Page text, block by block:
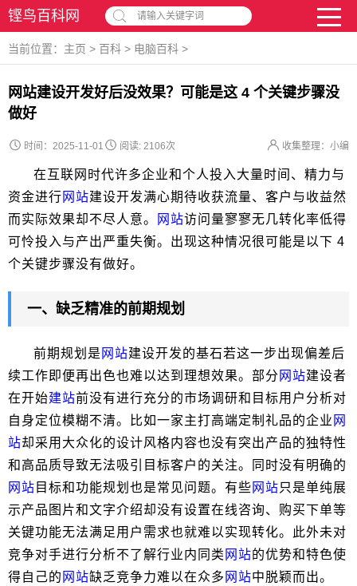
铿鸟百科网 请输入关键字词
当前位置： 主页 > 百科 > 电脑百科 >
网站建设开发好后没效果？可能是这 4 个关键步骤没
做好
时间：2025-11-01 收集整理：小编
阅读: 2106次
在互联网时代许多企业和个人投入大量时间、精力与
资金进行 网站建设开发满心期待收获流量、客户与收益然
而实际效果却不尽人意。
网站访问量寥寥无几转化率低得
可怜投入与产出严重失衡。出现这种情况很可能是以下 4
个关键步骤没有做好。
一、缺乏精准的前期规划
前期规划是 网站建设开发的基石若这一步出现偏差后
续工作即便再出色也难以达到理想效果。部分 网站建设者
在开始建站前没有进行充分的市场调研和目标用户分析对
自身定位模糊不清。比如一家主打高端定制礼品的企业 网
站却采用大众化的设计风格内容也没有突出产品的独特性
和高品质导致无法吸引目标客户的关注。同时没有明确的
网站 目标和功能规划也是常见问题。有些 网站只是单纯展
示产品图片和文字介绍却没有设置在线咨询、购买下单等
关键功能无法满足用户需求也就难以实现转化。此外未对
竞争对手进行分析不了解行业内同类 网站的优势和特色使
得自己的 网站缺乏竞争力难以在众多 网站中脱颖而出。